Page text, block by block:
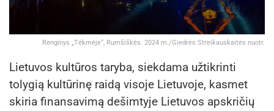
Renginys „Tėkmėje“, Rumšiškės. 2024 m./Giedrės Streikauskaitės nuotr.
Lietuvos kultūros taryba, siekdama užtikrinti
tolygią kultūrinę raidą visoje Lietuvoje, kasmet
skiria finansavimą dešimtyje Lietuvos apskričių